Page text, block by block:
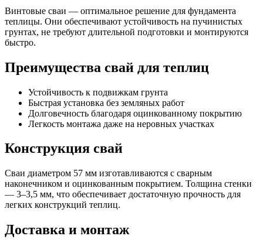
Винтовые сваи — оптимальное решение для фундамента
теплицы. Они обеспечивают устойчивость на пучинистых
грунтах, не требуют длительной подготовки и монтируются
быстро.
Преимущества свай для теплиц
Устойчивость к подвижкам грунта
Быстрая установка без земляных работ
Долговечность благодаря оцинкованному покрытию
Легкость монтажа даже на неровных участках
Конструкция свай
Сваи диаметром 57 мм изготавливаются с сварным
наконечником и оцинкованным покрытием. Толщина стенки
— 3–3,5 мм, что обеспечивает достаточную прочность для
легких конструкций теплиц.
Доставка и монтаж